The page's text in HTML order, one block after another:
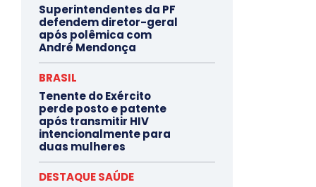
Superintendentes da PF
defendem diretor-geral
após polêmica com
André Mendonça
BRASIL
Tenente do Exército
perde posto e patente
após transmitir HIV
intencionalmente para
duas mulheres
DESTAQUE SAÚDE